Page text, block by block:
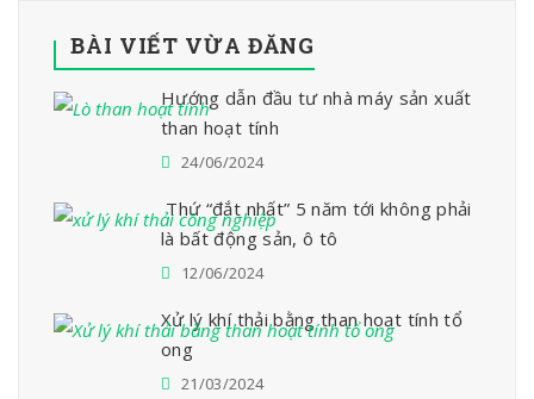
BÀI VIẾT VỪA ĐĂNG
Hướng dẫn đầu tư nhà máy sản xuất
than hoạt tính
24/06/2024
Thứ “đắt nhất” 5 năm tới không phải
là bất động sản, ô tô
12/06/2024
Xử lý khí thải bằng than hoạt tính tổ
ong
21/03/2024